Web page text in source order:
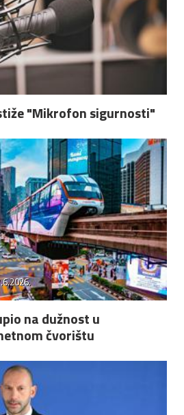
"Mikrofon sigurnosti"
na dužnost u
čvorištu